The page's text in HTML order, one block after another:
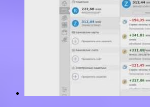
Privacy-policy